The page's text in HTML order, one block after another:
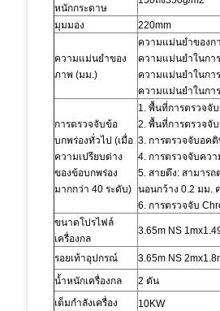
หนักกระดาษ
มุมมอง 220mm
ความแม่นยำของ
ภาพ (มม.)
ความแม่นยำของก
ความแม่นยำในกา
ความแม่นยำในกา
ความแม่นยำในกา
การตรวจจับข้อ
บกพร่องทั่วไป (เมื่อ
ความเปรียบต่าง
ของข้อบกพร่อง
มากกว่า 40 ระดับ)
1. พื้นที่การตรวจจั
2. พื้นที่การตรวจจั
3. การตรวจจับอค
4. การตรวจจับคว
5. สายดึง: สามารถ
นอนกว้าง 0.2 มม.
6. การตรวจจับ
ขนาดโปรไฟล์
เครื่องกล
3.65m NS
รอยเท้าอุปกรณ์ 3.65m NS
น้ำหนักเครื่องกล
2 ตัน
เต็มกำลังเครื่อง
10KW